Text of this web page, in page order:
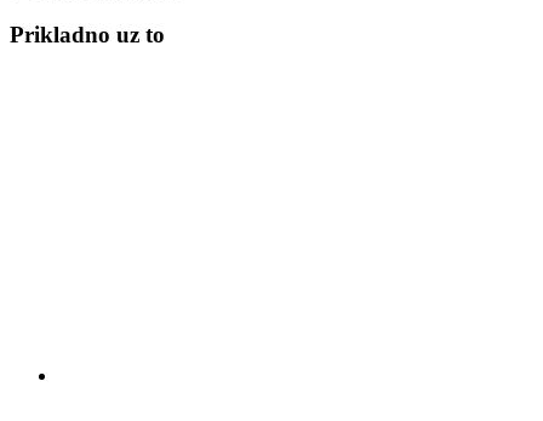
Prikladno uz to